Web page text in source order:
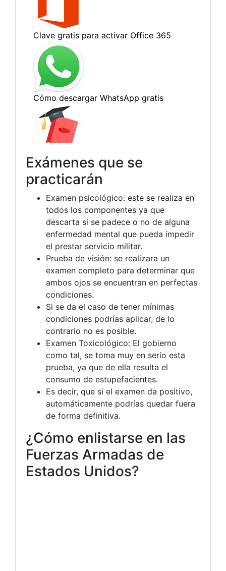
Exámenes que se
practicarán
Examen psicológico: este se realiza en
todos los componentes ya que
descarta si se padece o no de alguna
enfermedad mental que pueda impedir
el prestar servicio militar.
Prueba de visión: se realizara un
examen completo para determinar que
ambos ojos se encuentran en perfectas
condiciones.
Si se da el caso de tener mínimas
condiciones podrías aplicar, de lo
contrario no es posible.
Examen Toxicológico: El gobierno
como tal, se toma muy en serio esta
prueba, ya que de ella resulta el
consumo de estupefacientes.
Es decir, que si el examen da positivo,
automáticamente podrías quedar fuera
de forma definitiva.
¿Cómo enlistarse en las
Fuerzas Armadas de
Estados Unidos?